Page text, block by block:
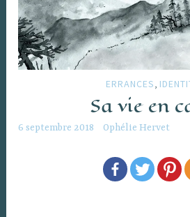
ERRANCES
Sa vie en
6 septembre 2018 Ophélie Hervet